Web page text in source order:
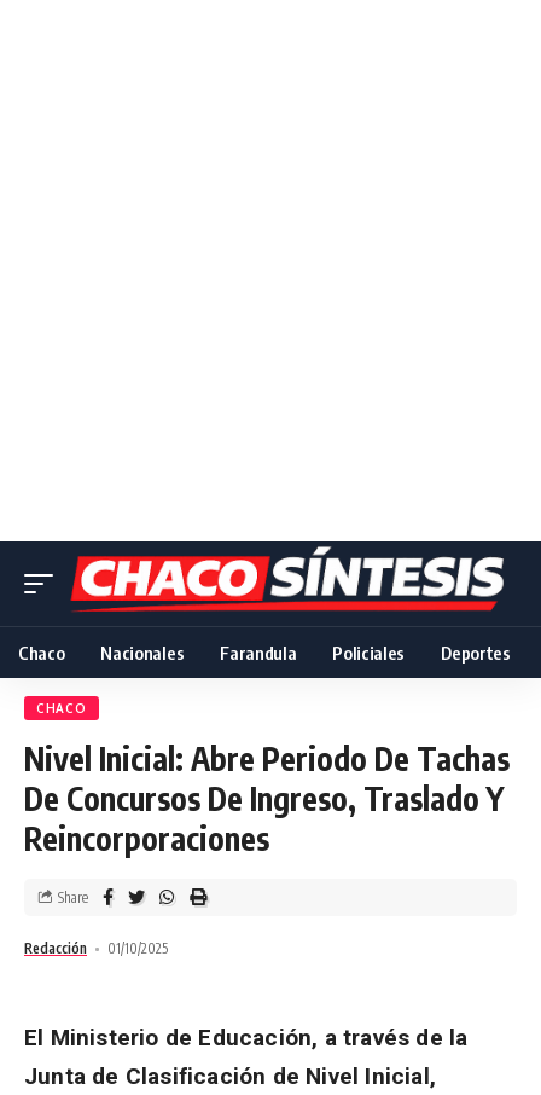
Chaco Nacionales Farandula Policiales Deportes
CHACO
Nivel Inicial: Abre Periodo De Tachas
De Concursos De Ingreso, Traslado Y
Reincorporaciones
Redacción 01/10/2025
Share
El Ministerio de Educación, a través de la
Junta de Clasificación de Nivel Inicial,